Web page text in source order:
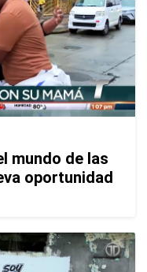
mundo de las
oportunidad